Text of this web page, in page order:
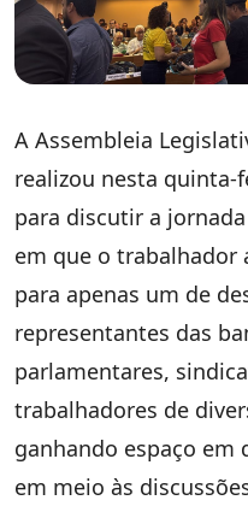
A Assembleia
realizou nesta quinta-
para discutir a
em que o trabalhador
para apenas um de
representantes das
parlamentares,
trabalhadores de
ganhando espaço em
em meio às